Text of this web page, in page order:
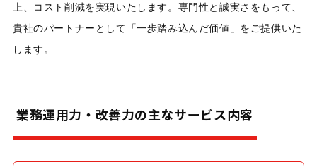
上、コスト削減を実現いたします。専門性と誠実さをもって、
貴社のパートナーとして「一歩踏み込んだ価値」をご提供いた
します。
業務運用力・改善力の主なサービス内容